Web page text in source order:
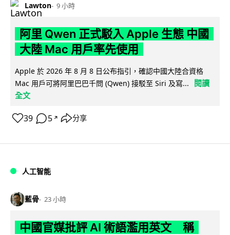
Lawton 9 小時
阿里 Qwen 正式駁入 Apple 生態 中國
大陸 Mac 用戶率先使用
Apple 於 2026 年 8 月 8 日公布指引，確認中國大陸合資格
Mac 用戶可將阿里巴巴千問 (Qwen) 接駁至 Siri 及寫...
閱讀
全文
39 5 ↗ 分享
人工智能
藍骨 23 小時
中國官媒批評 AI 術語濫用英文 稱